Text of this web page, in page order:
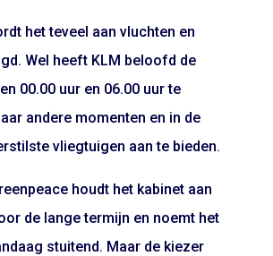
het teveel aan vluchten en
Wel heeft KLM beloofd de
00.00 uur en 06.00 uur te
andere momenten en in de
vliegtuigen aan te bieden.
houdt het kabinet aan
de lange termijn en noemt het
stuitend. Maar de kiezer